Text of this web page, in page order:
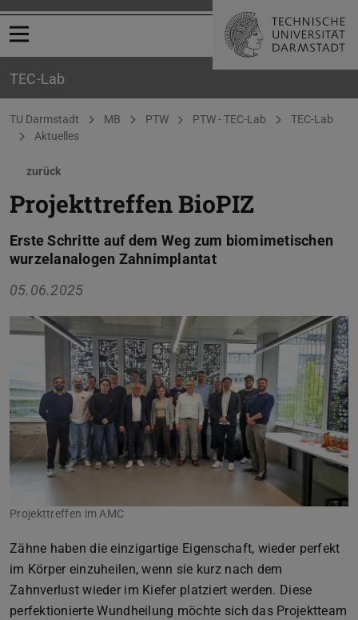
Menü öffnen
TEC-Lab
Sie befinden sich hier:
TU Darmstadt MB PTW PTW - TEC-Lab
TEC-Lab
Aktuelles
zurück
Projekttreffen BioPIZ
Erste Schritte auf dem Weg zum biomimetischen
wurzelanalogen Zahnimplantat
05.06.2025
Projekttreffen im AMC
Zähne haben die einzigartige Eigenschaft, wieder perfekt
im Körper einzuheilen, wenn sie kurz nach dem
Zahnverlust wieder im Kiefer platziert werden. Diese
perfektionierte Wundheilung möchte sich das Projektteam